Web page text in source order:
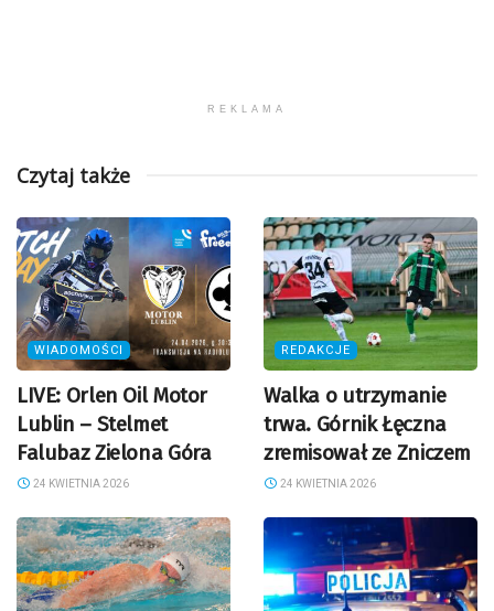
REKLAMA
Czytaj także
WIADOMOŚCI
LIVE: Orlen Oil Motor
Lublin – Stelmet
Falubaz Zielona Góra
24 KWIETNIA 2026
REDAKCJE
Walka o utrzymanie
trwa. Górnik Łęczna
zremisował ze Zniczem
24 KWIETNIA 2026